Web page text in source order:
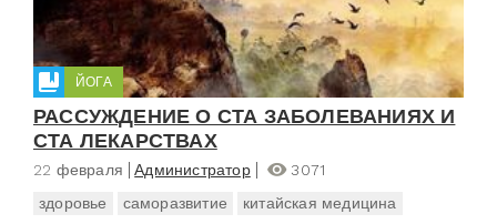
ЙОГА
РАССУЖДЕНИЕ О СТА ЗАБОЛЕВАНИЯХ И
СТА ЛЕКАРСТВАХ
22 февраля Администратор
3071
здоровье
саморазвитие китайская медицина